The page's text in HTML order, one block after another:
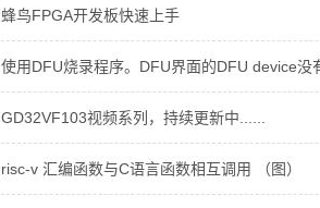
蜂鸟FPGA开发板快速上手
使用DFU烧录程序。DFU界面的DFU device没
GD32VF103视频系列，持续更新中......
risc-v 汇编函数与C语言函数相互调用 （图）